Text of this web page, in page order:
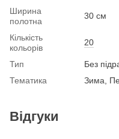
Ширина
полотна
30 см
Кількість
кольорів
20
Тип
Без
Тематика
Зима,
Відгуки